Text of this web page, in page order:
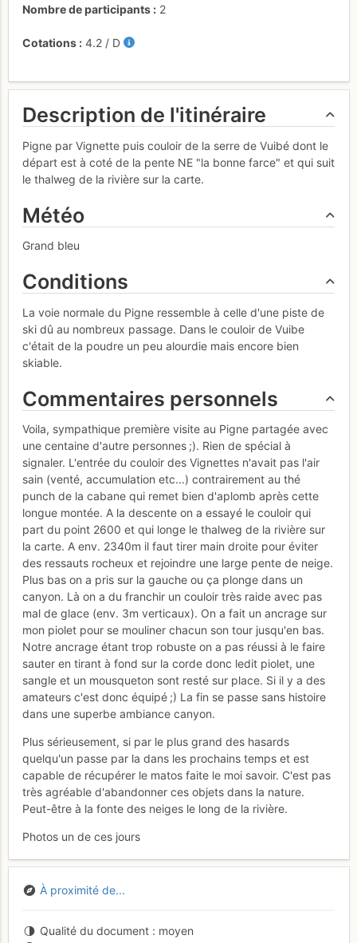
Nombre de participants
2
Cotations 4.2 / D
Description de l'itinéraire
Pigne par Vignette puis couloir de la serre de Vuibé dont le
départ est à coté de la pente NE "la bonne farce" et qui suit
le thalweg de la rivière sur la carte.
Météo
Grand bleu
Conditions
La voie normale du Pigne ressemble à celle d'une piste de
ski dû au nombreux passage. Dans le couloir de Vuibe
c'était de la poudre un peu alourdie mais encore bien
skiable.
Commentaires personnels
Voila, sympathique première visite au Pigne partagée avec
une centaine d'autre personnes ;). Rien de spécial à
signaler. L'entrée du couloir des Vignettes n'avait pas l'air
sain (venté, accumulation etc...) contrairement au thé
punch de la cabane qui remet bien d'aplomb après cette
longue montée. A la descente on a essayé le couloir qui
part du point 2600 et qui longe le thalweg de la rivière sur
la carte. A env. 2340m il faut tirer main droite pour éviter
des ressauts rocheux et rejoindre une large pente de neige.
Plus bas on a pris sur la gauche ou ça plonge dans un
canyon. Là on a du franchir un couloir très raide avec pas
mal de glace (env. 3m verticaux). On a fait un ancrage sur
mon piolet pour se mouliner chacun son tour jusqu'en bas.
Notre ancrage étant trop robuste on a pas réussi à le faire
sauter en tirant à fond sur la corde donc ledit piolet, une
sangle et un mousqueton sont resté sur place. Si il y a des
amateurs c'est donc équipé ;) La fin se passe sans histoire
dans une superbe ambiance canyon.
Plus sérieusement, si par le plus grand des hasards
quelqu'un passe par la dans les prochains temps et est
capable de récupérer le matos faite le moi savoir. C'est pas
très agréable d'abandonner ces objets dans la nature.
Peut-être à la fonte des neiges le long de la rivière.
Photos un de ces jours
À proximité de...
Qualité du document
moyen